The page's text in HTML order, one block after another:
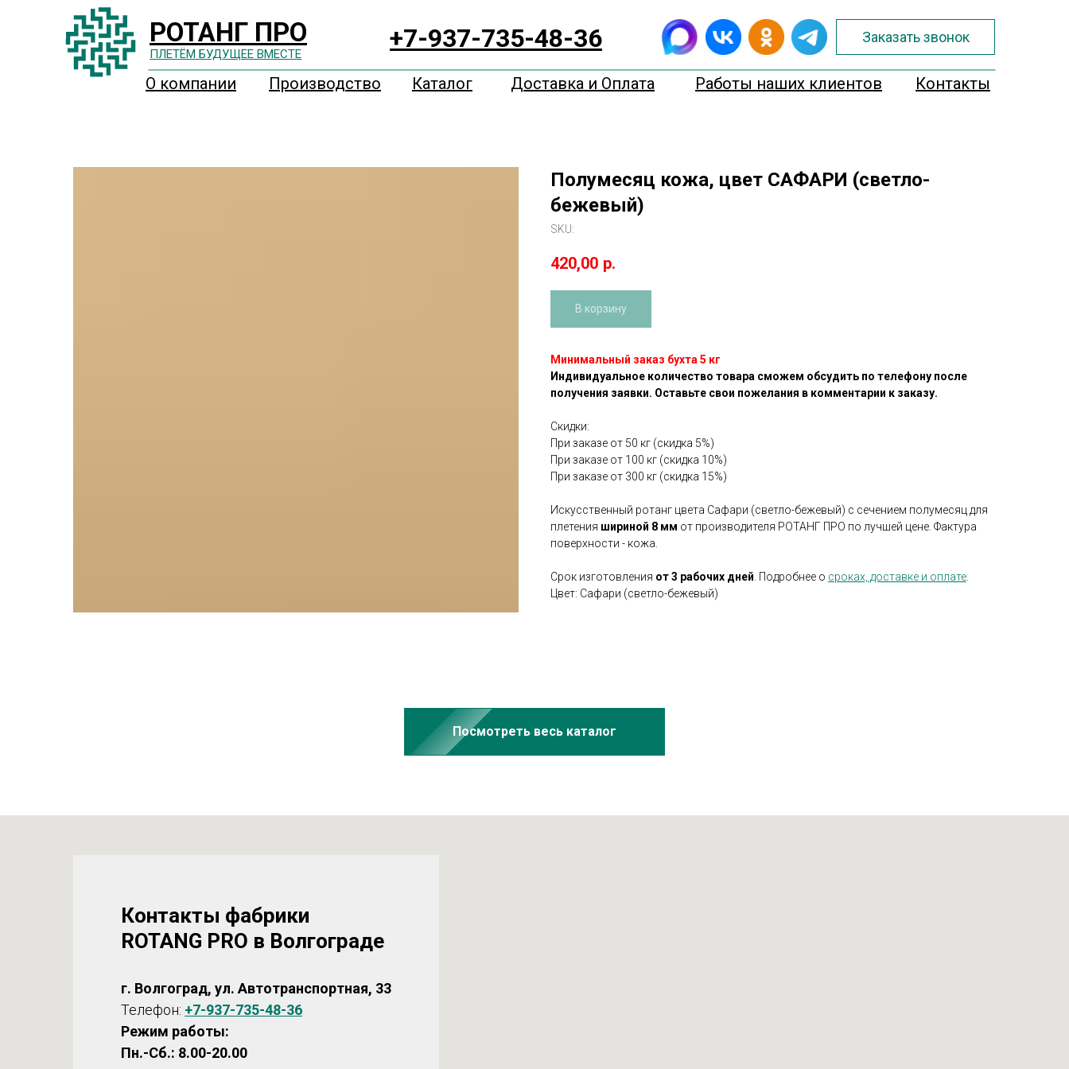
О компании Производство Каталог Доставка и Оплата Работы наших клиентов Контакты
РОТАНГ ПРО
ПЛЕТËМ БУДУЩЕЕ ВМЕСТЕ
Заказать звонок
+7-937-735-48-36
Полумесяц кожа, цвет САФАРИ (светло-
бежевый)
SKU:
420,00 р.
В корзину
Минимальный заказ бухта 5 кг
Индивидуальное количество товара сможем обсудить по телефону после
получения заявки. Оставьте свои пожелания в комментарии к заказу.
Скидки:
При заказе от 50 кг (скидка 5%)
При заказе от 100 кг (скидка 10%)
При заказе от 300 кг (скидка 15%)
Искусственный ротанг цвета Сафари (светло-бежевый) с сечением полумесяц для
плетения шириной 8 мм от производителя РОТАНГ ПРО по лучшей цене. Фактура
поверхности - кожа.
Срок изготовления от 3 рабочих дней . Подробнее о сроках, доставке и оплате
Цвет: Сафари (светло-бежевый)
Посмотреть весь каталог
Контакты фабрики
ROTANG PRO в Волгограде
г. Волгоград, ул. Автотранспортная, 33
Телефон: +7-937-735-48-36
Режим работы:
Пн.-Сб.: 8.00-20.00